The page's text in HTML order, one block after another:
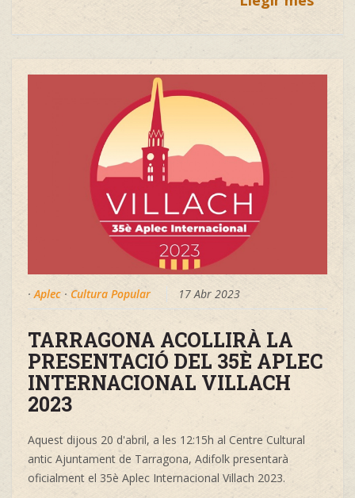
· Aplec · Cultura Popular 17 Abr 2023
TARRAGONA ACOLLIRÀ LA
PRESENTACIÓ DEL 35È APLEC
INTERNACIONAL VILLACH
2023
Aquest dijous 20 d'abril, a les 12:15h al Centre Cultural
antic Ajuntament de Tarragona, Adifolk presentarà
oficialment el 35è Aplec Internacional Villach 2023.